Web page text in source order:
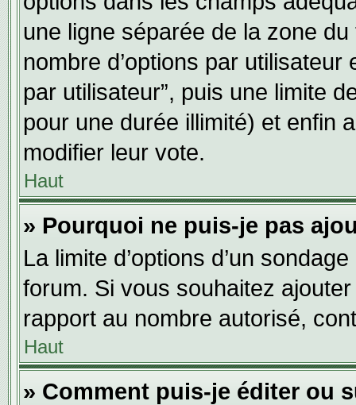
une ligne séparée de la zone
nombre d’options par
par utilisateur”, puis une limite
pour une durée illimité) et enfin
modifier leur vote.
Haut
» Pourquoi ne puis-je pas
La limite d’options d’un
forum. Si vous souhaitez
rapport au nombre autorisé,
Haut
» Comment puis-je éditer ou